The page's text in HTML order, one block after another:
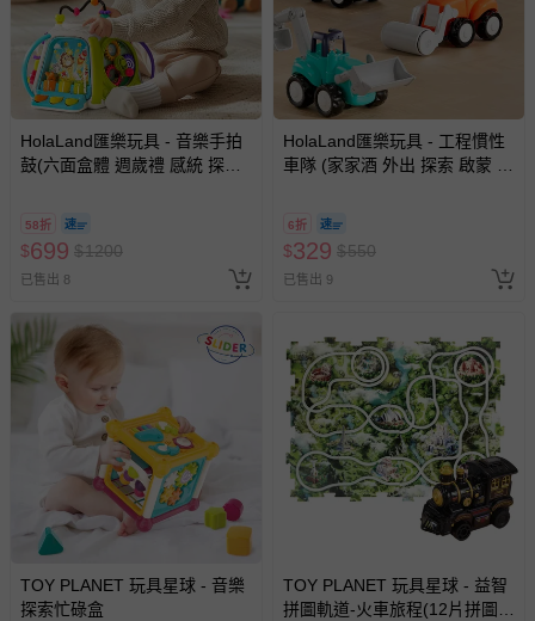
HolaLand匯樂玩具 - 音樂手拍
鼓(六面盒體 週歲禮 感統 探索
58折
$699 $1200
已售出 8
HolaLand匯樂玩具 - 工程慣性
車隊 (家家酒 外出 探索 啟蒙 寶
6折
$329 $550
已售出 9
TOY PLANET 玩具星球 - 音樂
探索忙碌盒
TOY PLANET 玩具星球 - 益智
拼圖軌道-火車旅程(12片拼圖